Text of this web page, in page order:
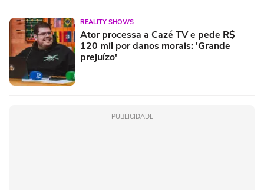
REALITY SHOWS
Ator processa a Cazé TV e pede R$
120 mil por danos morais: 'Grande
prejuízo'
PUBLICIDADE